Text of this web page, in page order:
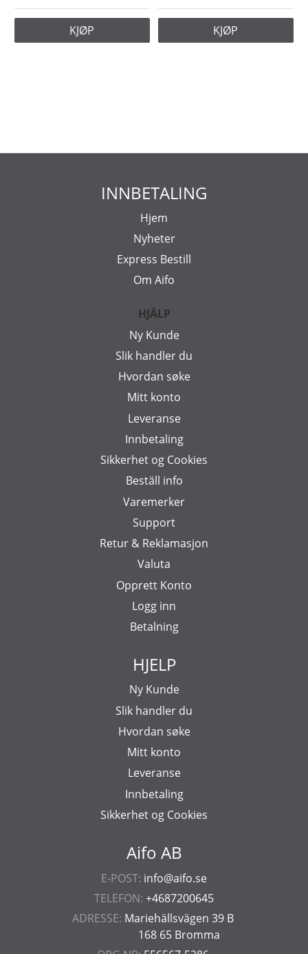
KJØP KJØP
Aifo AB
E-POST: info@aifo.se
TELEFON: +4687200645
ADRESSE: Mariehällsvägen 39 B
168 65 Bromma
INNBETALING
Hjem
Nyheter
Express Bestill
Om Aifo
HJÄLP
Ny Kunde
Slik handler du
Hvordan søke
Mitt konto
Leveranse
Innbetaling
Sikkerhet og Cookies
Beställ info
Varemerker
Support
Retur & Reklamasjon
Valuta
Opprett Konto
Logg inn
Betalning
HJELP
Ny Kunde
Slik handler du
Hvordan søke
Mitt konto
Leveranse
Innbetaling
Sikkerhet og Cookies